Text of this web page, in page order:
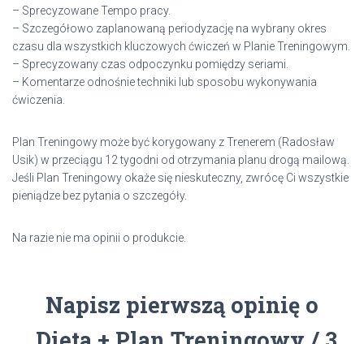
– Sprecyzowane Tempo pracy.
– Szczegółowo zaplanowaną periodyzację na wybrany okres
czasu dla wszystkich kluczowych ćwiczeń w Planie Treningowym.
– Sprecyzowany czas odpoczynku pomiędzy seriami.
– Komentarze odnośnie techniki lub sposobu wykonywania
ćwiczenia.
Plan Treningowy może być korygowany z Trenerem (Radosław
Usik) w przeciągu 12 tygodni od otrzymania planu drogą mailową.
Jeśli Plan Treningowy okaże się nieskuteczny, zwrócę Ci wszystkie
pieniądze bez pytania o szczegóły.
Na razie nie ma opinii o produkcie.
Napisz pierwszą opinię o